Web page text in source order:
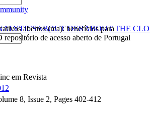
ABOUT OERABOUT THE
abertos (rea): benefícios para
repositório de acesso aberto de Portugal
em Revista
8, Issue 2, Pages 402-412